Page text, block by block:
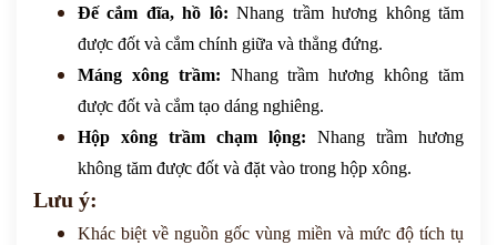
Đế cắm đĩa, hồ lô:Nhang trầm hương không tăm
được đốt và cắm chính giữa và thẳng đứng.
Máng xông trầm: Nhang trầm hương không tăm
được đốt và cắm tạo dáng nghiêng.
Hộp xông trầm chạm lộng: Nhang trầm hương
không tăm được đốt và đặt vào trong hộp xông.
Lưu ý:
Khác biệt về nguồn gốc vùng miền và mức độ tích tụ